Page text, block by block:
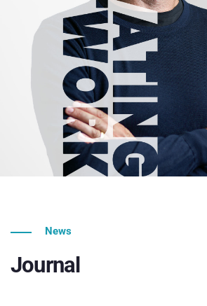
News
Journal